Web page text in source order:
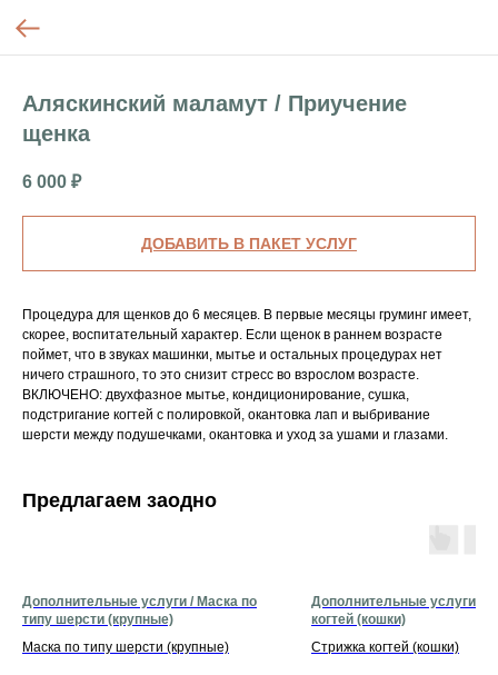
Аляскинский маламут / Приучение
щенка
6 000 ₽
ДОБАВИТЬ В ПАКЕТ УСЛУГ
Процедура для щенков до 6 месяцев. В первые месяцы груминг имеет,
скорее, воспитательный характер. Если щенок в раннем возрасте
поймет, что в звуках машинки, мытье и остальных процедурах нет
ничего страшного, то это снизит стресс во взрослом возрасте.
ВКЛЮЧЕНО: двухфазное мытье, кондиционирование, сушка,
подстригание когтей с полировкой, окантовка лап и выбривание
шерсти между подушечками, окантовка и уход за ушами и глазами.
Предлагаем заодно
Дополнительные услуги / Маска по
типу шерсти (крупные)
Маска по типу шерсти (крупные)
Дополнительные услуги /
когтей (кошки)
Стрижка когтей (кошки)